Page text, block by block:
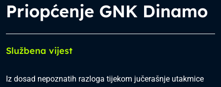
Priopćenje GNK Dinamo
Službena vijest
Iz dosad nepoznatih razloga tijekom jučerašnje utakmice